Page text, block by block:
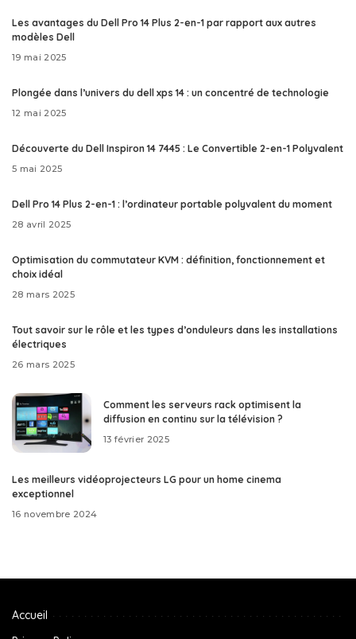
Les avantages du Dell Pro 14 Plus 2-en-1 par rapport aux autres
modèles Dell
19 mai 2025
Plongée dans l’univers du dell xps 14 : un concentré de technologie
12 mai 2025
Découverte du Dell Inspiron 14 7445 : Le Convertible 2-en-1 Polyvalent
5 mai 2025
Dell Pro 14 Plus 2-en-1 : l’ordinateur portable polyvalent du moment
28 avril 2025
Optimisation du commutateur KVM : définition, fonctionnement et
choix idéal
28 mars 2025
Tout savoir sur le rôle et les types d’onduleurs dans les installations
électriques
26 mars 2025
Comment les serveurs rack optimisent la
diffusion en continu sur la télévision ?
13 février 2025
Les meilleurs vidéoprojecteurs LG pour un home cinema
exceptionnel
16 novembre 2024
Accueil